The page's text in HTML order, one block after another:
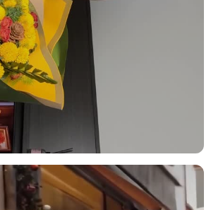
ve saflığın simgesi. Aranjmanın merkezi
anlam taşır.
turuncu tonu, aranjmana enerji ve
ve tutkuyu simgeler.
ve görselliğiyle, aranjmanın doğal
bir etki yaratır.
aranjmana neşe ve dinamizm katar.
ve dikkat çekici bir özellik oluşturur.
ve dokusu ile aranjmanın enerjik
etkileyici bir bitkidir.
aranjmana enerji ve neşe katar. Zarif ve